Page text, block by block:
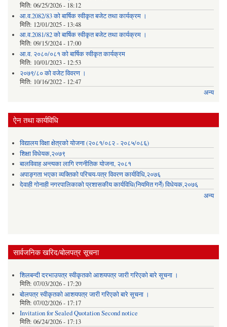
मिति: 06/25/2026 - 18:12
आ.व.2082/83 को बार्षिक स्वीकृत बजेट तथा कार्यक्रम ।
मिति: 12/01/2025 - 13:48
आ.व.2081/82 को बार्षिक स्वीकृत बजेट तथा कार्यक्रम ।
मिति: 09/15/2024 - 17:00
आ.व. २०८०/०८१ को बार्षिक स्वीकृत कार्यक्रम
मिति: 10/01/2023 - 12:53
२०७९/८० को वजेट विवरण ।
मिति: 10/16/2022 - 12:47
अन्य
ऐन तथा कार्यविधि
विद्यालय विक्षा क्षेत्रको योजना (२०८१/०८२ - २०८५/०८६)
शिक्षा विधेयक,२०७९
बालविवाह अन्त्यका लागि रणनीतिक योजना, २०८१
अपाङ्गता भएका व्यक्तिको परिचय-पत्र विवरण कार्यविधि,२०७६
देवाही गोनाही नगरपालिकाको प्रशासकीय कार्यविधि(नियमित गर्ने) विधेयक,२०७६
अन्य
सार्वजनिक खरिद/बोलपत्र सूचना
शिलबन्दी दरभाउपत्र स्वीकृतको आशयपत्र जारी गरिएको बारे सूचना ।
मिति: 07/03/2026 - 17:20
बोलपत्र स्वीकृतको आशयपत्र जारी गरिएको बारे सूचना ।
मिति: 07/02/2026 - 17:17
Invitation for Sealed Quotation Second notice
मिति: 06/24/2026 - 17:13